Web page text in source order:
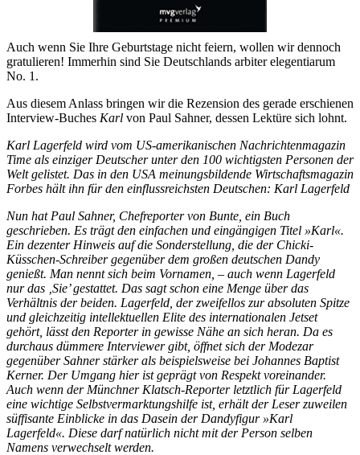
Auch wenn Sie Ihre Geburtstage nicht feiern, wollen wir dennoch
gratulieren! Immerhin sind Sie Deutschlands arbiter elegentiarum
No. 1.
Aus diesem Anlass bringen wir die Rezension des gerade erschienen
Interview-Buches Karl von Paul Sahner, dessen Lektüre sich lohnt.
Karl Lagerfeld wird vom US-amerikanischen Nachrichtenmagazin
Time als einziger Deutscher unter den 100 wichtigsten Personen der
Welt gelistet. Das in den USA meinungsbildende Wirtschaftsmagazin
Forbes hält ihn für den einflussreichsten Deutschen: Karl Lagerfeld
Nun hat Paul Sahner, Chefreporter von Bunte, ein Buch
geschrieben. Es trägt den einfachen und eingängigen Titel »Karl«.
Ein dezenter Hinweis auf die Sonderstellung, die der Chicki-
Küsschen-Schreiber gegenüber dem großen deutschen Dandy
genießt. Man nennt sich beim Vornamen, – auch wenn Lagerfeld
nur das ‚Sie’ gestattet. Das sagt schon eine Menge über das
Verhältnis der beiden. Lagerfeld, der zweifellos zur absoluten Spitze
und gleichzeitig intellektuellen Elite des internationalen Jetset
gehört, lässt den Reporter in gewisse Nähe an sich heran. Da es
durchaus dümmere Interviewer gibt, öffnet sich der Modezar
gegenüber Sahner stärker als beispielsweise bei Johannes Baptist
Kerner. Der Umgang hier ist geprägt von Respekt voreinander.
Auch wenn der Münchner Klatsch-Reporter letztlich für Lagerfeld
eine wichtige Selbstvermarktungshilfe ist, erhält der Leser zuweilen
süffisante Einblicke in das Dasein der Dandyfigur »Karl
Lagerfeld«. Diese darf natürlich nicht mit der Person selben
Namens verwechselt werden.